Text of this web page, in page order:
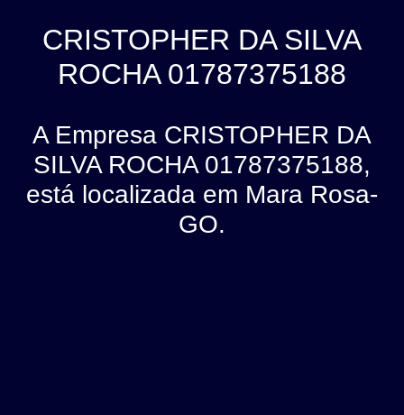
CRISTOPHER DA SILVA
ROCHA 01787375188
A Empresa CRISTOPHER DA
SILVA ROCHA 01787375188,
está localizada em Mara Rosa-
GO.